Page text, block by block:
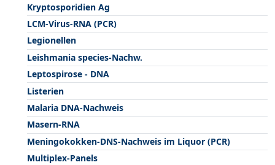
Kryptosporidien Ag
LCM-Virus-RNA (PCR)
Legionellen
Leishmania species-Nachw.
Leptospirose - DNA
Listerien
Malaria DNA-Nachweis
Masern-RNA
Meningokokken-DNS-Nachweis im Liquor (PCR)
Multiplex-Panels